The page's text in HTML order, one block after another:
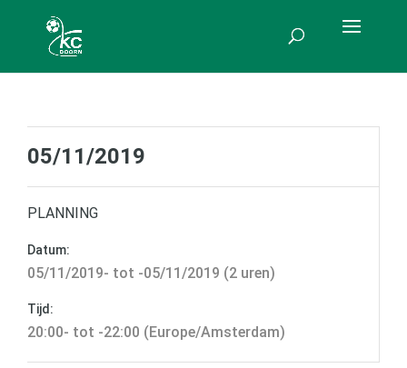
05/11/2019
PLANNING
Datum:
05/11/2019- tot -05/11/2019 (2 uren)
Tijd:
20:00- tot -22:00 (Europe/Amsterdam)